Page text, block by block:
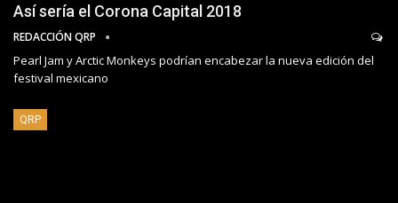
Así sería el Corona Capital 2018
REDACCIÓN QRP
Pearl Jam y Arctic Monkeys podrían encabezar la nueva edición del
festival mexicano
QRP